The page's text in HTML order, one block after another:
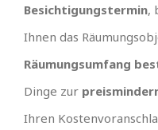
Besichtigungstermin,
Ihnen das
Räumungsumfang
Dinge zur
Ihren